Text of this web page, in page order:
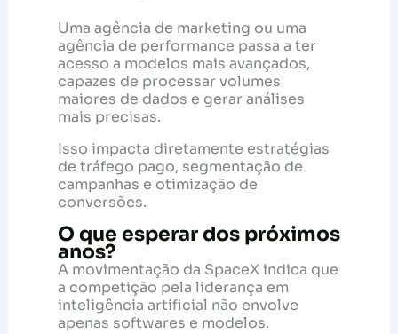
Uma agência de marketing ou uma
agência de performance passa a ter
acesso a modelos mais avançados,
capazes de processar volumes
maiores de dados e gerar análises
mais precisas.
Isso impacta diretamente estratégias
de tráfego pago, segmentação de
campanhas e otimização de
conversões.
O que esperar dos próximos
anos?
A movimentação da SpaceX indica que
a competição pela liderança em
inteligência artificial não envolve
apenas softwares e modelos.